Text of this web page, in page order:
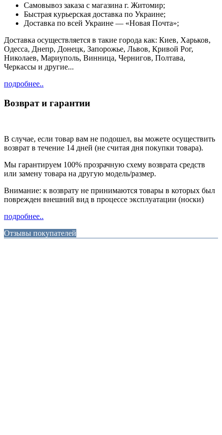
Cамовывоз заказа с магазина г. Житомир;
Быстрая курьерская доставка по Украине;
Доставка по всей Украине — «Новая Почта»;
Доставка осуществляется в такие города как: Киев, Харьков,
Одесса, Днепр, Донецк, Запорожье, Львов, Кривой Рог,
Николаев, Мариуполь, Винница, Чернигов, Полтава,
Черкассы и другие...
подробнее..
Возврат и гарантии
В случае, если товар вам не подошел, вы можете осуществить
возврат в течение 14 дней (не считая дня покупки товара).
Мы гарантируем 100% прозрачную схему возврата средств
или замену товара на другую модель/размер.
Внимание: к возврату не принимаются товары в которых был
поврежден внешний вид в процессе эксплуатации (носки)
подробнее..
Отзывы покупателей